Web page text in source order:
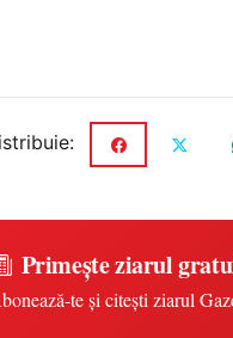
Primește ziarul
te și citești ziarul